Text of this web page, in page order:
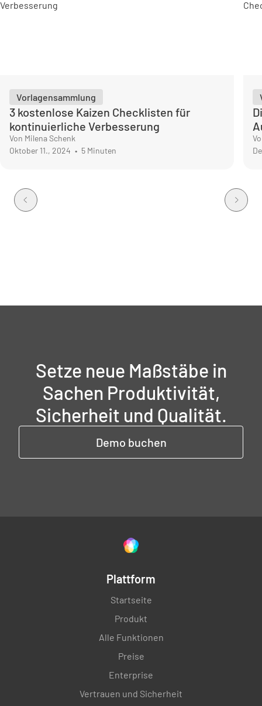
Vorlagensammlung
3 kostenlose Kaizen Checklisten für
kontinuierliche Verbesserung
Von Milena Schenk
Oktober 11., 2024 • 5 Minuten
Setze neue Maßstäbe in
Sachen Produktivität,
Sicherheit und Qualität.
Demo buchen
Plattform
Startseite
Produkt
Alle Funktionen
Preise
Enterprise
Vertrauen und Sicherheit